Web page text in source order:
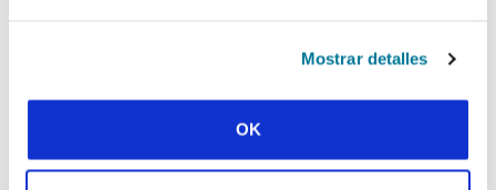
Mostrar detalles
OK
su respuesta más abajo.
¿Por qué no se reúne en un grupo para